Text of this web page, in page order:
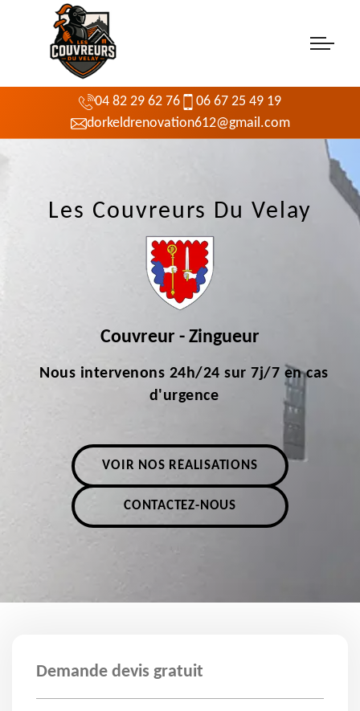
04 82 29 62 76
06 67 25 49 19
dorkeldrenovation612@gmail.com
Les Couvreurs Du Velay
Couvreur - Zingueur
Nous intervenons 24h/24 sur 7j/7 en cas
d'urgence
VOIR NOS RÉALISATIONS
CONTACTEZ-NOUS
Demande devis gratuit